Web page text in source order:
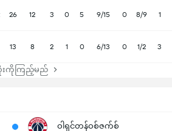
26 12 3 0 5 9/15 0 8/9 1
13 8 2 1 0 6/13 0 1/2 3
ကိုကြည့်မည်
ဝါရှင်တန်ဝစ်ဇက်စ်